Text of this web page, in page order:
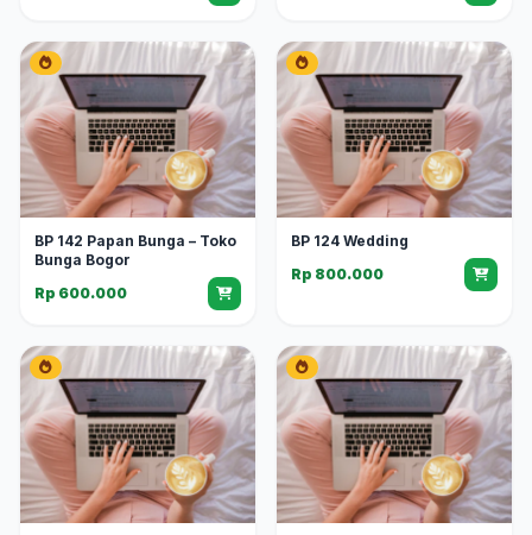
BP 142 Papan Bunga – Toko
Bunga Bogor
Rp 600.000
BP 124 Wedding
Rp 800.000